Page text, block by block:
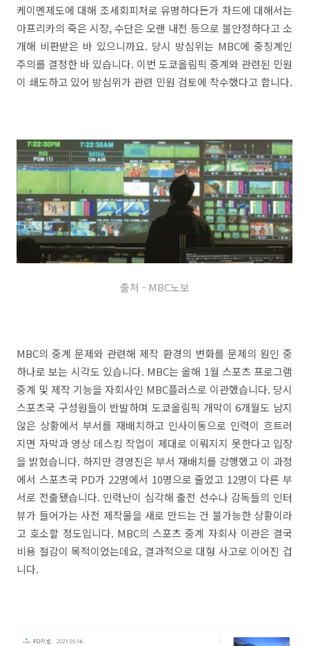
케이멘제도에 대해 조세회피처로 유명하다든가 차드에 대해서는
아프리카의 죽은 시장, 수단은 오랜 내전 등으로 불안정하다고 소
개해 비판받은 바 있으니까요. 당시 방심위는 MBC에 중징계인
주의를 결정한 바 있습니다. 이번 도쿄올림픽 중계와 관련된 민원
이 쇄도하고 있어 방심위가 관련 민원 검토에 착수했다고 합니다.
출처 - MBC노보
MBC의 중계 문제와 관련해 제작 환경의 변화를 문제의 원인 중
하나로 보는 시각도 있습니다. MBC는 올해 1월 스포츠 프로그램
중계 및 제작 기능을 자회사인 MBC플러스로 이관했습니다. 당시
스포츠국 구성원들이 반발하며 도쿄올림픽 개막이 6개월도 남지
않은 상황에서 부서를 재배치하고 인사이동으로 인력이 흐트러
지면 자막과 영상 데스킹 작업이 제대로 이뤄지지 못한다고 입장
을 밝혔습니다. 하지만 경영진은 부서 재배치를 강행했고 이 과정
에서 스포츠국 PD가 22명에서 10명으로 줄었고 12명이 다른 부
서로 전출됐습니다. 인력난이 심각해 출전 선수나 감독들의 인터
뷰가 들어가는 사전 제작물을 새로 만드는 건 불가능한 상황이라
고 호소할 정도입니다. MBC의 스포츠 중계 자회사 이관은 결국
비용 절감이 목적이었는데요, 결과적으로 대형 사고로 이어진 겁
니다.